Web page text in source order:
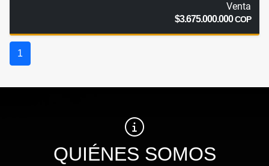
Venta
$3.675.000.000COP
1
QUIÉNES SOMOS